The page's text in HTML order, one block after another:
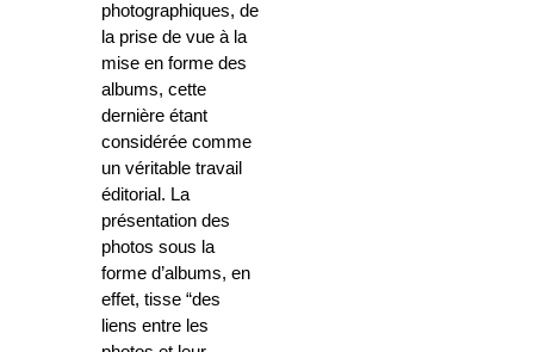
photographiques, de
la prise de vue à la
mise en forme des
albums, cette
dernière étant
considérée comme
un véritable travail
éditorial. La
présentation des
photos sous la
forme d’albums, en
effet, tisse “des
liens entre les